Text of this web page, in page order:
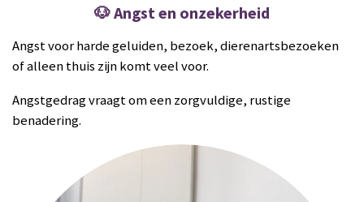
🐶 Angst en onzekerheid
Angst voor harde geluiden, bezoek, dierenartsbezoeken
of alleen thuis zijn komt veel voor.
Angstgedrag vraagt om een zorgvuldige, rustige
benadering.